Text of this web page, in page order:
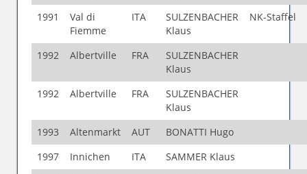
1991
Val di
Fiemme
ITA
SULZENBACHER
Klaus
NK-Staffel
1992 Albertville FRA
SULZENBACHER
Klaus
1992
Albertville FRA
SULZENBACHER
Klaus
1993
Altenmarkt AUT
BONATTI Hugo
1997
Innichen ITA
SAMMER Klaus